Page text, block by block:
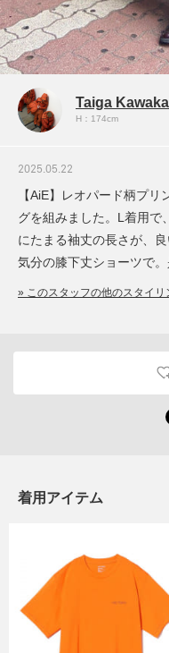
Taiga
H：174cm
2025.05.22
【AiE】レオパード柄プ
グを組みました。L着用で
にたまる袖丈の長さが、
気分の膝下丈ショーツで
» このスタッフの他のスタイリ
着用アイテム